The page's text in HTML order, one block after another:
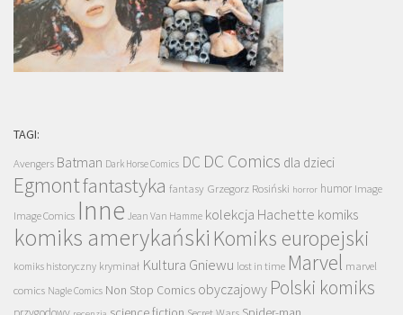
TAGI:
Avengers Batman Dark Horse Comics DC DC Comics dla dzieci
Egmontfantastyka fantasy Grzegorz Rosiński horror humor Image
Image Comics Inne Jean Van Hamme kolekcja Hachette komiks
komiks amerykański Komiks europejski
komiks historyczny kryminał Kultura Gniewu lost in time Marvel marvel
comics Nagle Comics Non Stop Comics obyczajowy Polski komiks